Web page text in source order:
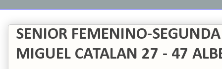
SENIOR FEMENINO-
MIGUEL CATALAN 27 - 47